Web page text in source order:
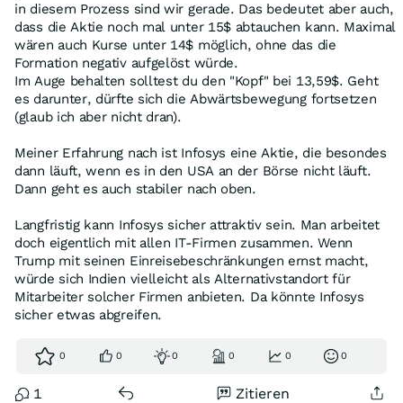
in diesem Prozess sind wir gerade. Das bedeutet aber auch,
dass die Aktie noch mal unter 15$ abtauchen kann. Maximal
wären auch Kurse unter 14$ möglich, ohne das die
Formation negativ aufgelöst würde.
Im Auge behalten solltest du den "Kopf" bei 13,59$. Geht
es darunter, dürfte sich die Abwärtsbewegung fortsetzen
(glaub ich aber nicht dran).
Meiner Erfahrung nach ist Infosys eine Aktie, die besondes
dann läuft, wenn es in den USA an der Börse nicht läuft.
Dann geht es auch stabiler nach oben.
Langfristig kann Infosys sicher attraktiv sein. Man arbeitet
doch eigentlich mit allen IT-Firmen zusammen. Wenn
Trump mit seinen Einreisebeschränkungen ernst macht,
würde sich Indien vielleicht als Alternativstandort für
Mitarbeiter solcher Firmen anbieten. Da könnte Infosys
sicher etwas abgreifen.
0 0 0 0 0 0
1 Zitieren